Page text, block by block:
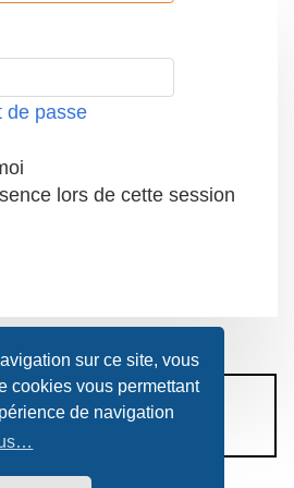
sur ce site, vous
cookies vous permettant
de navigation
de passe
lors de cette session
D’UTILISATION
DE VIE PRIVÉE